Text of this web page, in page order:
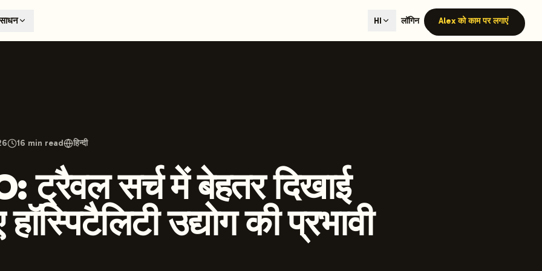
engines like ChatGPT, Claude, and Perplexity. Automated content generation with GEO optimization built-in.
hours.
HI लॉगिन Alex को काम पर लगाएं
16 min read हिन्दी
ट्रैवल सर्च में बेहतर दिखाई
उद्योग की प्रभावी